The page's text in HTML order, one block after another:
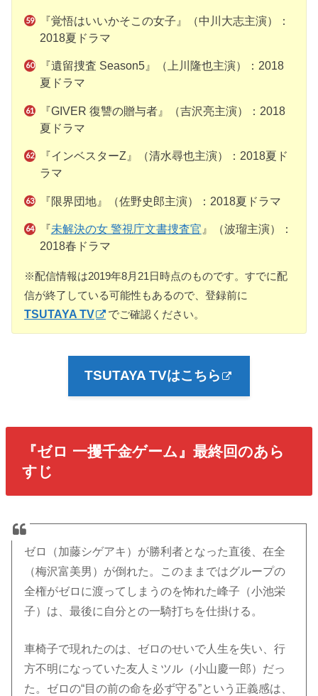
『覚悟はいいかそこの女子』（中川大志主演）：
2018夏ドラマ
『遺留捜査 Season5』（上川隆也主演）：2018
夏ドラマ
『GIVER 復讐の贈与者』（吉沢亮主演）：2018
夏ドラマ
『インベスターZ』（清水尋也主演）：2018夏ド
ラマ
『限界団地』（佐野史郎主演）：2018夏ドラマ
『未解決の女 警視庁文書捜査官 』（波瑠主演）：
2018春ドラマ
※配信情報は2019年8月21日時点のものです。すでに配
信が終了している可能性もあるので、登録前に
TSUTAYA TV
でご確認ください。
TSUTAYA TVはこちら
『ゼロ 一攫千金ゲーム』最終回のあら
すじ
ゼロ（加藤シゲアキ）が勝利者となった直後、在全
（梅沢富美男）が倒れた。このままではグループの
全権がゼロに渡ってしまうのを怖れた峰子（小池栄
子）は、最後に自分との一騎打ちを仕掛ける。
車椅子で現れたのは、ゼロのせいで人生を失い、行
方不明になっていた友人ミツル（小山慶一郎）だっ
た。ゼロの“目の前の命を必ず守る”という正義感は、